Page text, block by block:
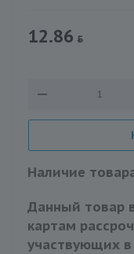
12.86
Наличие
Данный товар
картам
участвующих